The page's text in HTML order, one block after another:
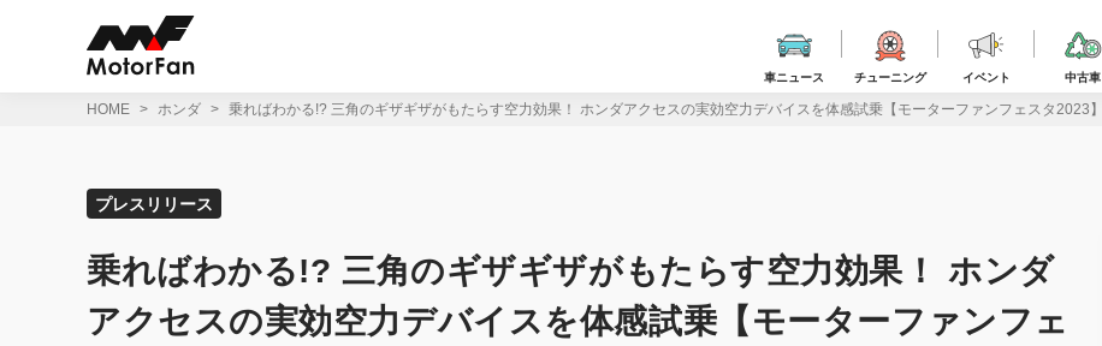
車ニュース チューニング イベント 中古車
HOME ホンダ 乗ればわかる!? 三角のギザギザがもたらす空力効果！ ホンダアクセスの実効空力デバイスを体感試乗【モーターファンフェスタ2023】
プレスリリース
乗ればわかる!? 三角のギザギザがもたらす空力効果！ ホンダ
アクセスの実効空力デバイスを体感試乗【モーターファンフェ